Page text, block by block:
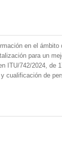
en el ámbito
para un
ITU/742/2024, de
cualificación de